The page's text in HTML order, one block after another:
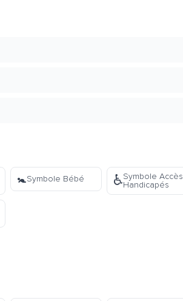
🚼Symbole Bébé ♿Symbole Accès
Handicapés